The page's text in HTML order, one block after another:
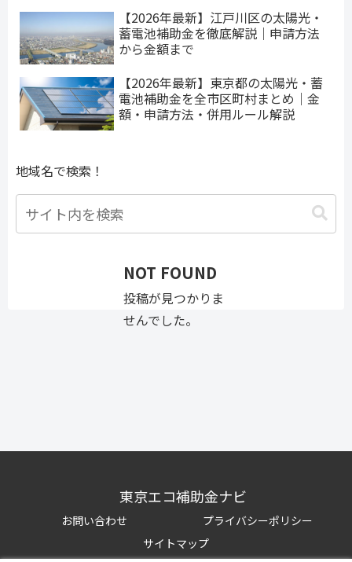
【2026年最新】江戸川区の太陽光・
蓄電池補助金を徹底解説｜申請方法
から金額まで
【2026年最新】東京都の太陽光・蓄
電池補助金を全市区町村まとめ｜金
額・申請方法・併用ルール解説
地域名で検索！
NOT FOUND
投稿が見つかりま
せんでした。
東京エコ補助金ナビ
お問い合わせ
プライバシーポリシー
サイトマップ